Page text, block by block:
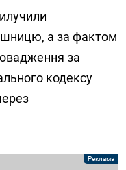
а за фактом
за
кодексу